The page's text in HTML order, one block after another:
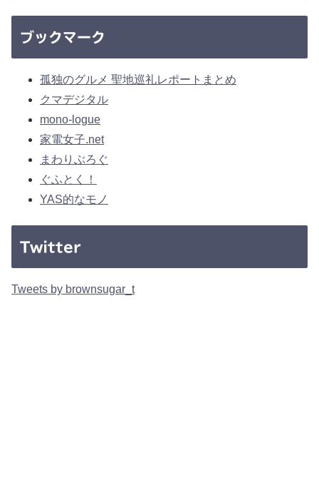
ブックマーク
孤独のグルメ 聖地巡礼レポートまとめ
クマデジタル
mono-logue
家電女子.net
まわりぶろぐ
ぐふとく！
YAS的なモノ
Twitter
Tweets by brownsugar_t